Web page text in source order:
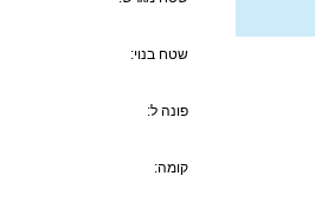
שטח בנוי:
פונה ל:
קומה: